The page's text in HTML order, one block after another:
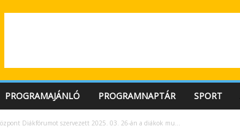
PROGRAMAJÁNLÓ PROGRAMNAPTÁR SPORT
Diákfórumot szervezett 2025. 03. 26-án a diákok mu…